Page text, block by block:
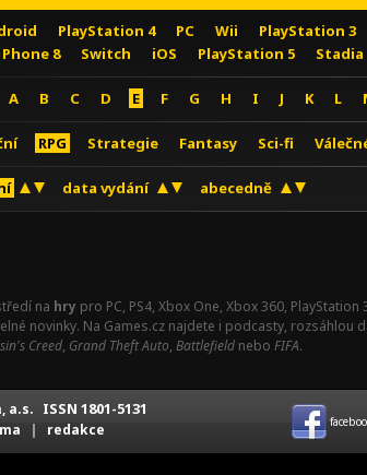
PlayStation 4 PC Wii PlayStation 3
8
Switch iOS PlayStation 5 Stadia
A B C D E F G H I J K L
RPG Strategie Fantasy Sci-fi
data vydání abecedně
na hry pro PC, PS4, Xbox One, Xbox 360,
novinky. Na Games.cz najdete i podcasty, rozsáhlou
Creed, Grand Theft Auto, Battlefield nebo FIFA.
a.s. ISSN 1801-5131
| redakce